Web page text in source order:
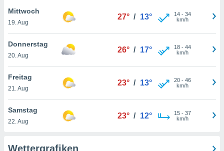
nicht
von
und
auf
klicken.
Mittwoch
19. Aug
27° / 13° 14- 34
km/h
Donnerstag
20. Aug
26° / 17° 18- 44
km/h
Freitag
21. Aug
23° / 13° 20- 46
km/h
Samstag
22. Aug
23° / 12° 15- 37
km/h
Wettergrafiken